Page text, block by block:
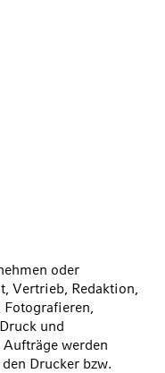
oder
Vertrieb, Redaktion,
Fotografieren,
und
werden
Drucker bzw.